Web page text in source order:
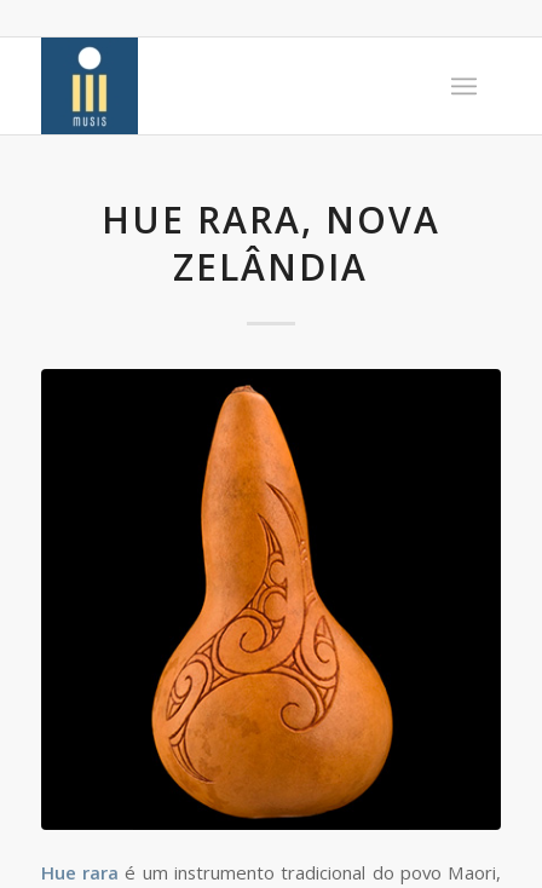
HUE RARA, NOVA
ZELÂNDIA
Hue rara é um instrumento tradicional do povo Maori,